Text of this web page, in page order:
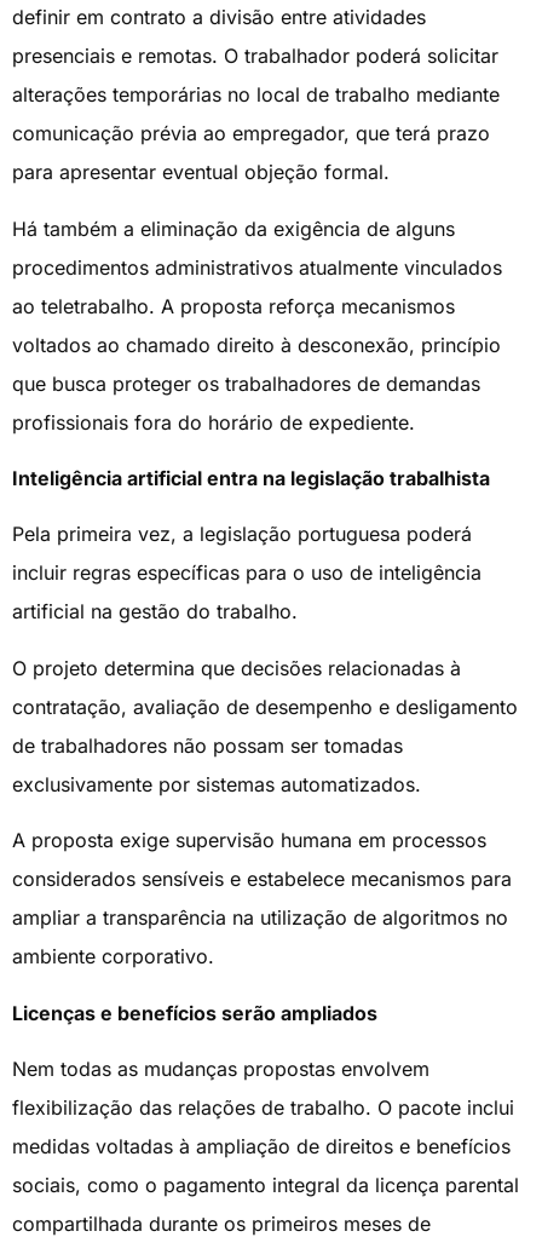
definir em contrato a divisão entre atividades
presenciais e remotas. O trabalhador poderá solicitar
alterações temporárias no local de trabalho mediante
comunicação prévia ao empregador, que terá prazo
para apresentar eventual objeção formal.
Há também a eliminação da exigência de alguns
procedimentos administrativos atualmente vinculados
ao teletrabalho. A proposta reforça mecanismos
voltados ao chamado direito à desconexão, princípio
que busca proteger os trabalhadores de demandas
profissionais fora do horário de expediente.
Inteligência artificial entra na legislação trabalhista
Pela primeira vez, a legislação portuguesa poderá
incluir regras específicas para o uso de inteligência
artificial na gestão do trabalho.
O projeto determina que decisões relacionadas à
contratação, avaliação de desempenho e desligamento
de trabalhadores não possam ser tomadas
exclusivamente por sistemas automatizados.
A proposta exige supervisão humana em processos
considerados sensíveis e estabelece mecanismos para
ampliar a transparência na utilização de algoritmos no
ambiente corporativo.
Licenças e benefícios serão ampliados
Nem todas as mudanças propostas envolvem
flexibilização das relações de trabalho. O pacote inclui
medidas voltadas à ampliação de direitos e benefícios
sociais, como o pagamento integral da licença parental
compartilhada durante os primeiros meses de